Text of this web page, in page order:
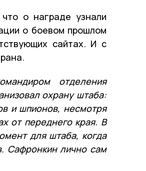
о награде узнали
о боевом прошлом
сайтах. И с
отделения
охрану штаба:
и шпионов, несмотря
от переднего края. В
для штаба, когда
Сафронкин лично сам